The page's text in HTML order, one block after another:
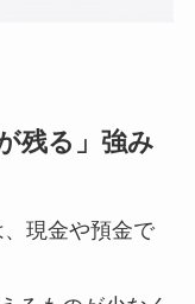
残る」強み
現金や預金で